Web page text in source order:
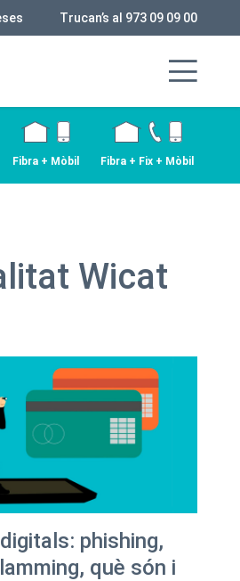
Trucan’s al 973 09 09 00
Fibra + Mòbil Fibra + Fix + Mòbil
Wicat
phishing,
què són i